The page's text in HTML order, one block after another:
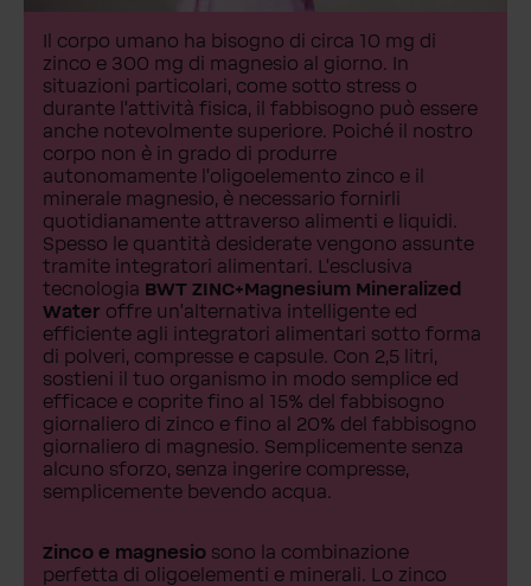
Il corpo umano ha bisogno di circa 10 mg di
zinco e 300 mg di magnesio al giorno. In
situazioni particolari, come sotto stress o
durante l'attività fisica, il fabbisogno può essere
anche notevolmente superiore. Poiché il nostro
corpo non è in grado di produrre
autonomamente l'oligoelemento zinco e il
minerale magnesio, è necessario fornirli
quotidianamente attraverso alimenti e liquidi.
Spesso le quantità desiderate vengono assunte
tramite integratori alimentari. L'esclusiva
tecnologia BWT ZINC+Magnesium Mineralized
Water offre un'alternativa intelligente ed
efficiente agli integratori alimentari sotto forma
di polveri, compresse e capsule. Con 2,5 litri,
sostieni il tuo organismo in modo semplice ed
efficace e coprite fino al 15% del fabbisogno
giornaliero di zinco e fino al 20% del fabbisogno
giornaliero di magnesio. Semplicemente senza
alcuno sforzo, senza ingerire compresse,
semplicemente bevendo acqua.
Zinco e magnesio sono la combinazione
perfetta di oligoelementi e minerali. Lo zinco